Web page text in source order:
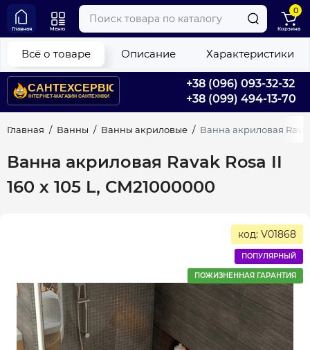
+38 (096) 093-32-32
+38 (099) 494-13-70
Главная Меню
0
Корзина
Главная Ванны Ванны акриловые Ванна акриловая
Ванна акриловая Ravak Rosa II
160 х 105 L, CM21000000
Всё о товаре Описание Характеристики
код: V01868
ПОПУЛЯРНЫЙ
ПОЖИЗНЕННАЯ ГАРАНТИЯ